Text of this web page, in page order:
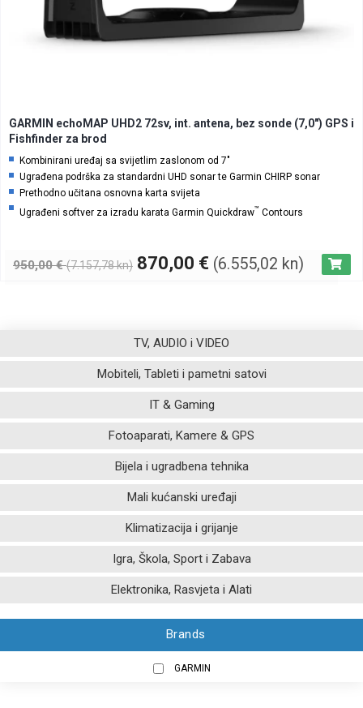
GARMIN echoMAP UHD2 72sv, int. antena, bez sonde (7,0″) GPS i
Fishfinder za brod
Kombinirani uređaj sa svijetlim zaslonom od 7″
Ugrađena podrška za standardni UHD sonar te Garmin CHIRP sonar
Prethodno učitana osnovna karta svijeta
Ugrađeni softver za izradu karata Garmin Quickdraw™ Contours
950,00€ (7.157,78 kn) 870,00 € (6.555,02 kn)
TV, AUDIO i VIDEO
Mobiteli, Tableti i pametni satovi
IT & Gaming
Fotoaparati, Kamere & GPS
Bijela i ugradbena tehnika
Mali kućanski uređaji
Klimatizacija i grijanje
Igra, Škola, Sport i Zabava
Elektronika, Rasvjeta i Alati
Brands
GARMIN